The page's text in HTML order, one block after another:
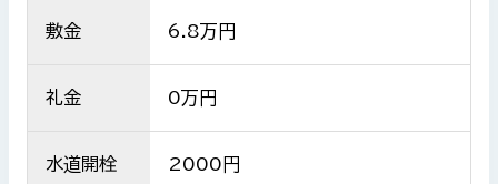
敷金 6.8万円
礼金 0万円
水道開栓
2000円